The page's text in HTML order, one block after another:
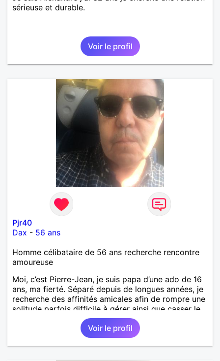
sérieuse et durable.
Voir le profil
Pjr40
Dax - 56 ans
Homme célibataire de 56 ans recherche rencontre
amoureuse
Moi, c’est Pierre-Jean, je suis papa d’une ado de 16
ans, ma fierté. Séparé depuis de longues années, je
recherche des affinités amicales afin de rompre une
solitude parfois difficile à gérer ainsi que casser le
vague à l’âme. L’amitié reste extrêmement
importante à mes yeux mais peut se décliner en des
sentiments plus puissants. « Le temps fera son
œuvre » disait Arthur Schopenhauer, philosophe
Voir le profil